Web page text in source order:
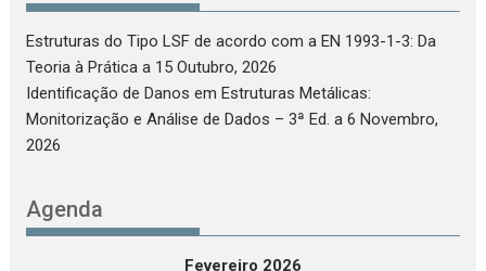
Estruturas do Tipo LSF de acordo com a EN 1993-1-3: Da
Teoria à Prática a 15 Outubro, 2026
Identificação de Danos em Estruturas Metálicas:
Monitorização e Análise de Dados – 3ª Ed. a 6 Novembro,
2026
Agenda
Fevereiro 2026